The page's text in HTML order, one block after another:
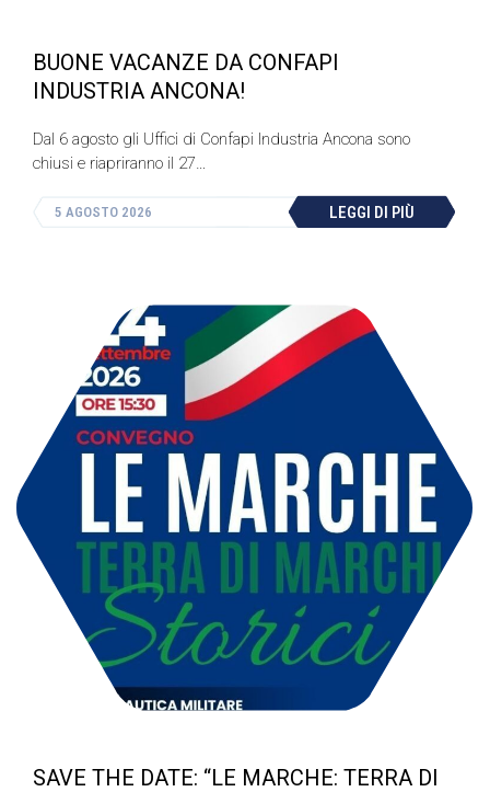
BUONE VACANZE DA CONFAPI
INDUSTRIA ANCONA!
5 AGOSTO 2026
Dal 6 agosto gli Uffici di Confapi Industria Ancona sono
chiusi e riapriranno il 27…
LEGGI DI PIÙ
SAVE THE DATE: “LE MARCHE: TERRA DI